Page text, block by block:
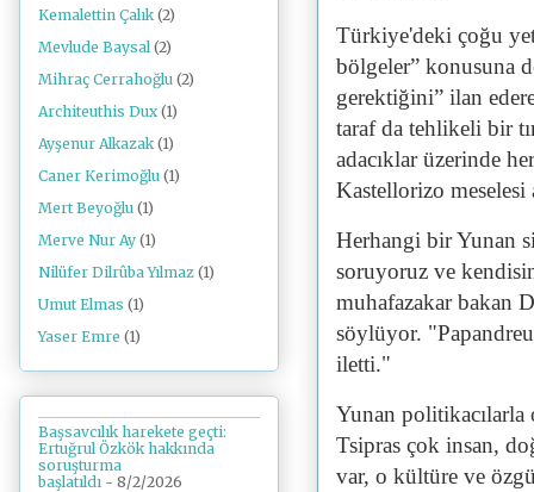
Türkiye'deki çoğu
bölgeler” konusuna
gerektiğini” ilan
taraf da tehlikeli bir
adacıklar üzerinde
Kastellorizo ​​meselesi
Herhangi bir Yunan
soruyoruz ve
muhafazakar bakan
söylüyor.
iletti."
Yunan politikacılarla
Tsipras çok insan,
var, o kültüre ve
Kemalettin Çalık (2)
Mevlude Baysal (2)
Mihraç Cerrahoğlu (2)
Architeuthis Dux (1)
Ayşenur Alkazak (1)
Caner Kerimoğlu (1)
Mert Beyoğlu (1)
Merve Nur Ay (1)
Nilüfer Dilrûba Yılmaz (1)
Umut Elmas (1)
Yaser Emre (1)
Başsavcılık harekete geçti:
Ertuğrul Özkök hakkında
soruşturma
başlatıldı - 8/2/2026